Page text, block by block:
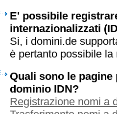
E' possibile
internazionalizzati
Si, i domini.de
è pertanto possibile
Quali sono le
dominio IDN?
Registrazione nomi a